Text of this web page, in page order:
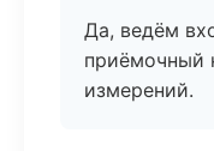
Да, ведём
приёмочный
измерений.